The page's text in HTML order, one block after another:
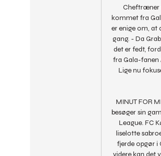
Cheftræner
kommet fra
er enige om, at
gang. - Da
det er fedt,
fra Gala-fanen
Lige nu
MINUT FOR
besøger sin
League. FC
liselotte
fjerde opgør i
videre kan det